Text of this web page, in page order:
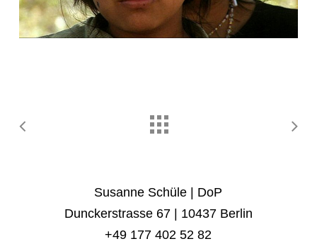
Susanne Schüle | DoP
Dunckerstrasse 67 | 10437 Berlin
+49 177 402 52 82